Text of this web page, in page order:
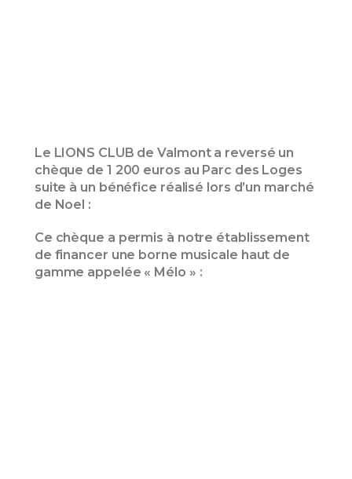
Le LIONS CLUB de Valmont a reversé un
chèque de 1 200 euros au Parc des Loges
suite à un bénéfice réalisé lors d’un marché
de Noel :
Ce chèque a permis à notre établissement
de financer une borne musicale haut de
gamme appelée « Mélo » :